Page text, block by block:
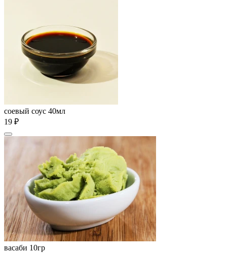
соевый соус 40мл
19 ₽
васаби 10гр